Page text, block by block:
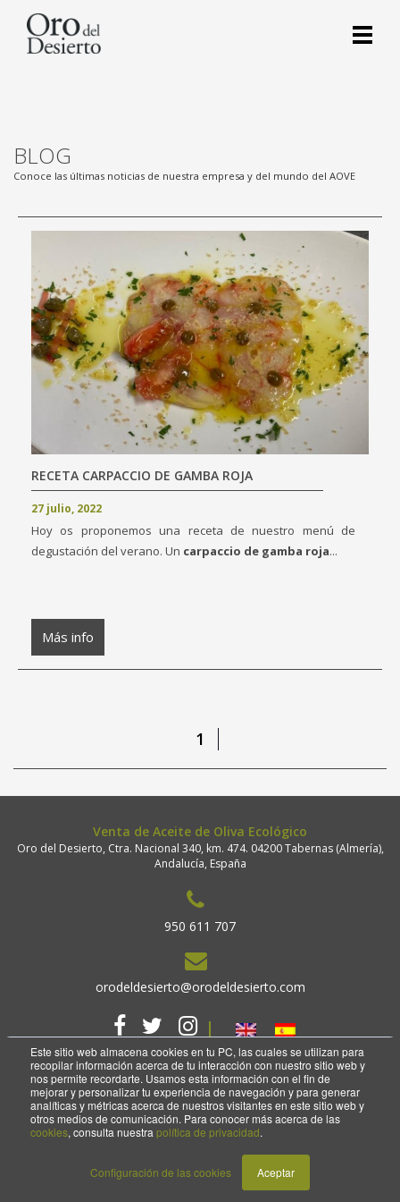
Este sitio web almacena cookies en tu PC, las cuales se utilizan para
recopilar información acerca de tu interacción con nuestro sitio web y
nos permite recordarte. Usamos esta información con el fin de
mejorar y personalizar tu experiencia de navegación y para generar
analíticas y métricas acerca de nuestros visitantes en este sitio web y
otros medios de comunicación. Para conocer más acerca de las
cookies, consulta nuestra política de privacidad.
Configuración de las cookies Aceptar
BLOG
Conoce las últimas noticias de nuestra empresa y del mundo del AOVE
RECETA CARPACCIO DE GAMBA ROJA
27 julio, 2022
Hoy os proponemos una receta de nuestro menú de
degustación del verano. Un carpaccio de gamba roja...
Más info
1
Venta de Aceite de Oliva Ecológico
Oro del Desierto, Ctra. Nacional 340, km. 474. 04200 Tabernas (Almería),
Andalucía, España
950 611 707
orodeldesierto@orodeldesierto.com
2018 Copyright. Oro del desierto.
Aviso legal
Política de privacidad